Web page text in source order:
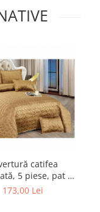
catifea
5 piese, pat 2
220x240 cm,
173,00 Lei